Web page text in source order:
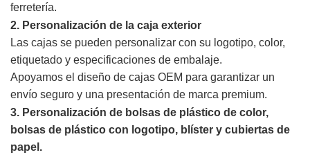
ferretería.
2. Personalización de la caja exterior
Las cajas se pueden personalizar con su logotipo, color,
etiquetado y especificaciones de embalaje.
Apoyamos el diseño de cajas OEM para garantizar un
envío seguro y una presentación de marca premium.
3. Personalización de bolsas de plástico de color,
bolsas de plástico con logotipo, blíster y cubiertas de
papel.